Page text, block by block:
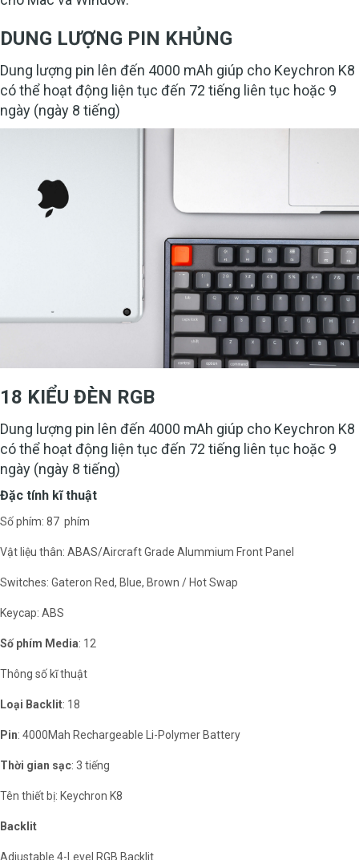
DUNG LƯỢNG PIN KHỦNG
Dung lượng pin lên đến 4000 mAh giúp cho Keychron K8
có thể hoạt động liện tục đến 72 tiếng liên tục hoặc 9
ngày (ngày 8 tiếng)
18 KIỂU ĐÈN RGB
Dung lượng pin lên đến 4000 mAh giúp cho Keychron K8
có thể hoạt động liện tục đến 72 tiếng liên tục hoặc 9
ngày (ngày 8 tiếng)
Đặc tính kĩ thuật
Số phím: 87 phím
Vật liệu thân: ABAS/Aircraft Grade Alummium Front Panel
Switches: Gateron Red, Blue, Brown / Hot Swap
Keycap: ABS
Số phím Media: 12
Thông số kĩ thuật
Loại Backlit: 18
Pin: 4000Mah Rechargeable Li-Polymer Battery
Thời gian sạc: 3 tiếng
Tên thiết bị: Keychron K8
Backlit
Adjustable 4-Level RGB Backlit